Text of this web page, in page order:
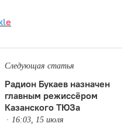
e
Следующая статья
Радион Букаев назначен
главным режиссёром
Казанского ТЮЗа
16:03, 15 июля